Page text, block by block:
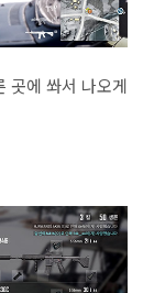
곳에 쏴서 나오게